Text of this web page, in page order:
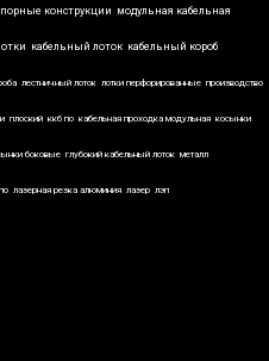
конструкции модульная кабельная
кабельный лоток кабельный короб
лестничный лоток лотки перфорированные производство
плоский ккб по кабельная проходка модульная косынки
боковые глубокий кабельный лоток металл
лазерная резка алюминия лазер лэп